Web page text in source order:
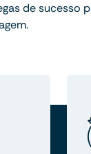
de sucesso